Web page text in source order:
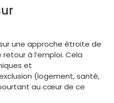
une approche étroite de
à l’emploi. Cela
et
(logement, santé,
au cœur de ce